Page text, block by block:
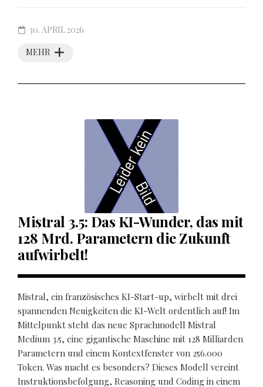
MEHR
30. APRIL 2026
Mistral 3.5: Das KI-Wunder, das mit
128 Mrd. Parametern die Zukunft
aufwirbelt!
Mistral, ein französisches KI-Start-up, wirbelt mit drei
spannenden Neuigkeiten die KI-Welt ordentlich auf! Im
Mittelpunkt steht das neue Sprachmodell Mistral
Medium 3.5, eine gigantische Maschine mit 128 Milliarden
Parametern und einem Kontextfenster von 256.000
Token. Was macht es besonders? Dieses Modell vereint
Instruktionsbefolgung, Reasoning und Coding in einem